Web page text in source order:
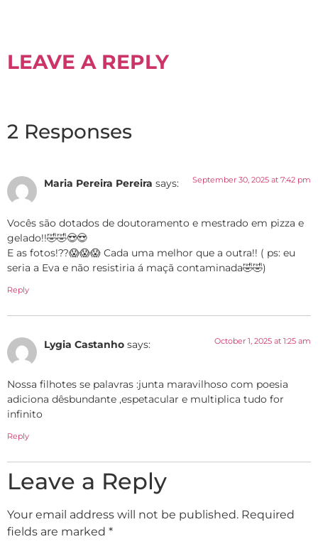
LEAVE A REPLY
2 Responses
Maria Pereira Pereira says: September 30, 2025 at 7:42 pm
Vocês são dotados de doutoramento e mestrado em pizza e
gelado!!🤣🤣😍😍
E as fotos!??😱😱😱 Cada uma melhor que a outra!! ( ps: eu
seria a Eva e não resistiria á maçã contaminada🤣🤣)
Reply
Lygia Castanho says: October 1, 2025 at 1:25 am
Nossa filhotes se palavras :junta maravilhoso com poesia
adiciona dêsbundante ,espetacular e multiplica tudo for
infinito
Reply
Leave a Reply
Your email address will not be published. Required
fields are marked *